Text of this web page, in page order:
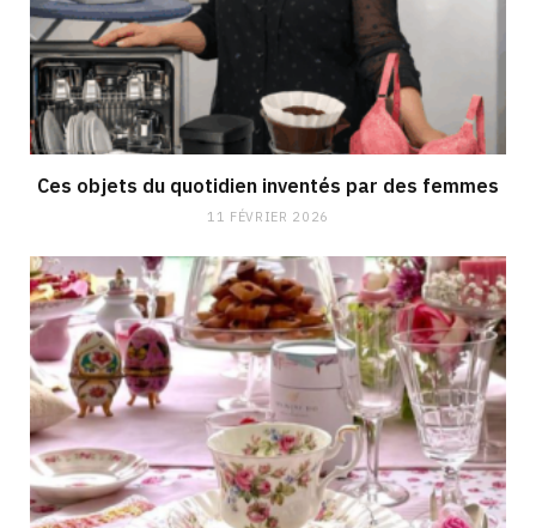
Ces objets du quotidien inventés par des femmes
11 FÉVRIER 2026